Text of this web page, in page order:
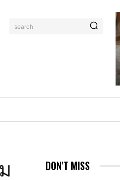
search
DON'T MISS